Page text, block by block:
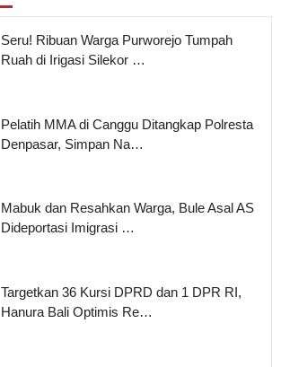
Seru! Ribuan Warga Purworejo Tumpah
Ruah di Irigasi Silekor …
Pelatih MMA di Canggu Ditangkap Polresta
Denpasar, Simpan Na…
Mabuk dan Resahkan Warga, Bule Asal AS
Dideportasi Imigrasi …
Targetkan 36 Kursi DPRD dan 1 DPR RI,
Hanura Bali Optimis Re…